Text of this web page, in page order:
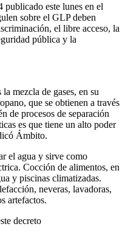
publicado este lunes en el
sobre el GLP deben
el libre acceso, la
pública y la
mezcla de gases, en su
que se obtienen a través
de procesos de separación
es que tiene un alto poder
Ámbito.
el agua y sirve como
Cocción de alimentos, en
y piscinas climatizadas.
neveras, lavadoras,
artefactos.
decreto